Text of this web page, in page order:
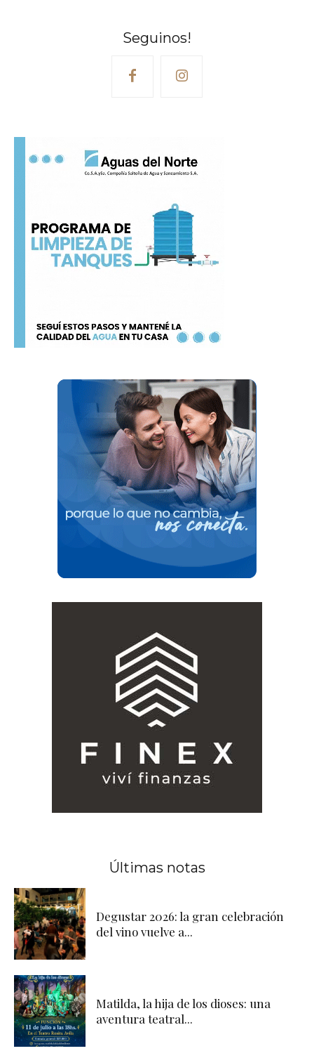
Seguinos!
Últimas notas
Degustar 2026: la gran celebración
del vino vuelve a...
Matilda, la hija de los dioses: una
aventura teatral...